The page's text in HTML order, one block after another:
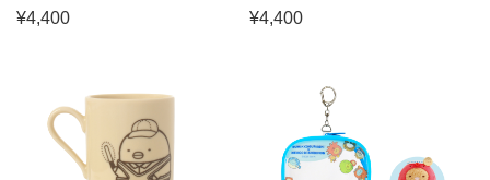
¥4,400 ¥4,400